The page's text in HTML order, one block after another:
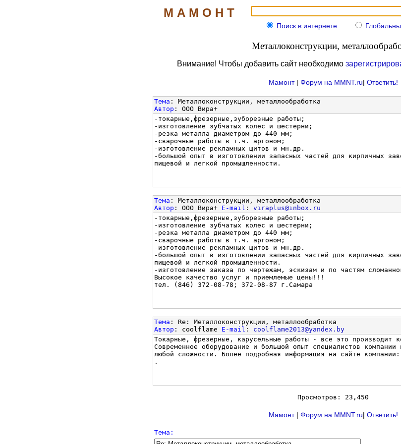
М А М О Н Т
Поиск в интернете
Металлоконструкции,
Внимание! Чтобы добавить сайт необходимо
Мамонт| Форум на MMNT.ru| Ответить!
Тема : Металлоконструкции, металлообработка
Автор : ООО Вира+
-токарные,фрезерные,зуборезные работы;
-изготовление зубчатых колес и шестерни;
-резка металла диаметром до 440 мм;
-сварочные работы в т.ч. аргоном;
-изготовление рекламных щитов и мн.др.
-большой опыт в изготовлении запасных частей для кирпичных
пищевой и легкой промышленности.
Тема : Металлоконструкции, металлообработка
Автор : ООО Вира+ E-mail : viraplus@inbox.ru
-токарные,фрезерные,зуборезные работы;
-изготовление зубчатых колес и шестерни;
-резка металла диаметром до 440 мм;
-сварочные работы в т.ч. аргоном;
-изготовление рекламных щитов и мн.др.
-большой опыт в изготовлении запасных частей для кирпичных
пищевой и легкой промышленности.
-изготовление заказа по чертежам, эскизам и по частям
Высокое качество услуг и приемлемые цены!!!
тел. (846) 372-08-78; 372-08-87 г.Самара
Тема : Re: Металлоконструкции, металлообработка
Автор : coolflame E-mail : coolflame2013@yandex.by
Токарные, фрезерные, карусельные работы - все это производит
Современное оборудование и большой опыт специалистов компании
любой сложности. Более подробная информация на сайте компании:
.
Просмотров: 23,450
Мамонт| Форум на MMNT.ru| Ответить!
Тема: